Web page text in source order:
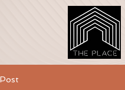
Post